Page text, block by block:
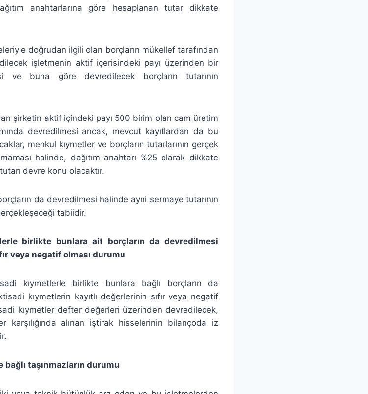
anahtarlarına göre hesaplanan tutar dikkate
doğrudan ilgili olan borçların mükellef tarafından
işletmenin aktif içerisindeki payı üzerinden bir
ve buna göre devredilecek borçların tutarının
şirketin aktif içindeki payı 500 birim olan cam üretim
devredilmesi ancak, mevcut kayıtlardan da bu
menkul kıymetler ve borçların tutarlarının gerçek
halinde, dağıtım anahtarı %25 olarak dikkate
devre konu olacaktır.
da devredilmesi halinde ayni sermaye tutarının
tabiidir.
birlikte bunlara ait borçların da devredilmesi
veya negatif olması durumu
kıymetlerle birlikte bunlara bağlı borçların da
kıymetlerin kayıtlı değerlerinin sıfır veya negatif
kıymetler defter değerleri üzerinden devredilecek,
karşılığında alınan iştirak hisselerinin bilançoda iz
taşınmazların durumu